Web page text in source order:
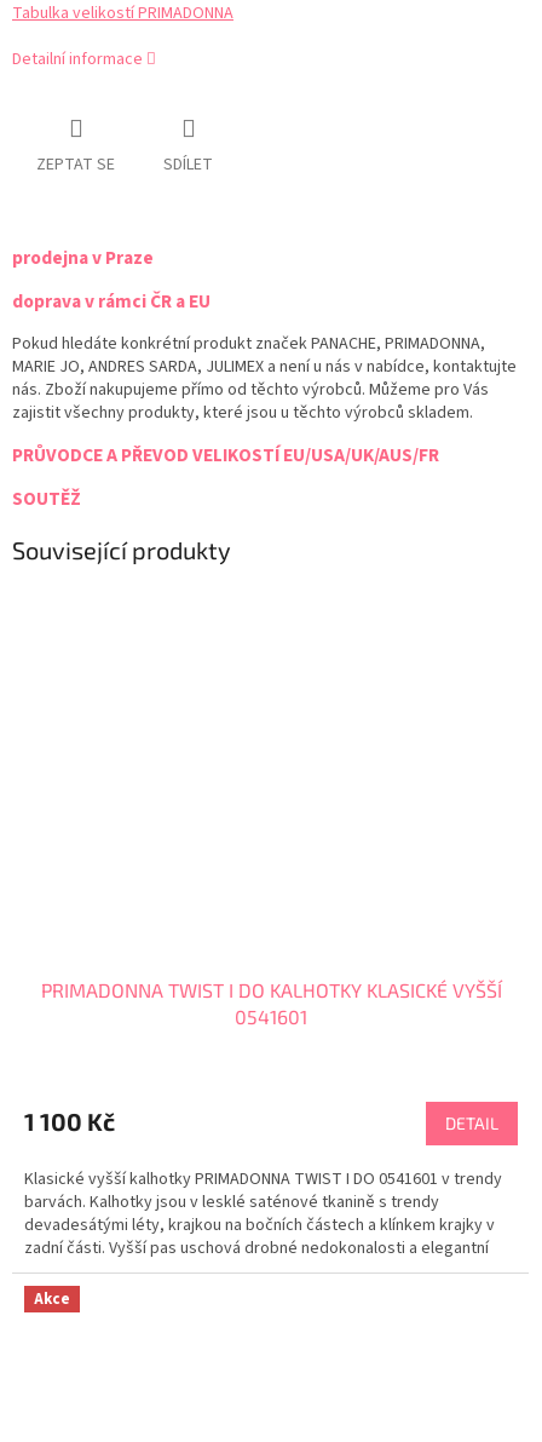
Tabulka velikostí PRIMADONNA
Detailní informace
ZEPTAT SE SDÍLET
prodejna v Praze
doprava v rámci ČR a EU
Pokud hledáte konkrétní produkt značek PANACHE, PRIMADONNA,
MARIE JO, ANDRES SARDA, JULIMEX a není u nás v nabídce, kontaktujte
nás. Zboží nakupujeme přímo od těchto výrobců. Můžeme pro Vás
zajistit všechny produkty, které jsou u těchto výrobců skladem.
PRŮVODCE A PŘEVOD VELIKOSTÍ EU/USA/UK/AUS/FR
SOUTĚŽ
Související produkty
PRIMADONNA TWIST I DO KALHOTKY KLASICKÉ VYŠŠÍ
0541601
1 100 Kč DETAIL
Klasické vyšší kalhotky PRIMADONNA TWIST I DO 0541601 v trendy
barvách. Kalhotky jsou v lesklé saténové tkanině s trendy
devadesátými léty, krajkou na bočních částech a klínkem krajky v
zadní části. Vyšší pas uschová drobné nedokonalosti a elegantní
krajka na bocích působí zeštíhlujícím...
Akce